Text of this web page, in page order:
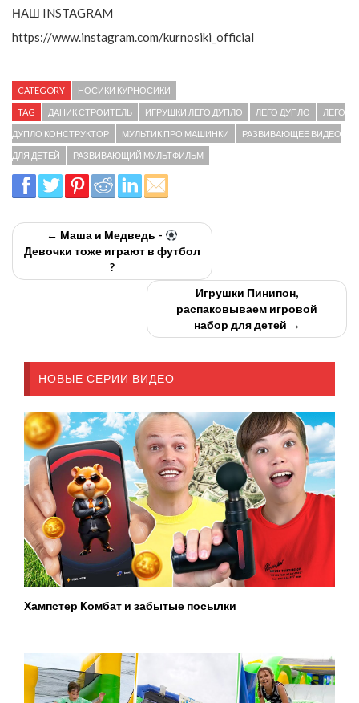
НАШ INSTAGRAM
https://www.instagram.com/kurnosiki_official
CATEGORY НОСИКИ КУРНОСИКИ
TAG ДАНИК СТРОИТЕЛЬ ИГРУШКИ ЛЕГО ДУПЛО ЛЕГО ДУПЛО ЛЕГО
ДУПЛО КОНСТРУКТОР МУЛЬТИК ПРО МАШИНКИ РАЗВИВАЮЩЕЕ ВИДЕО
ДЛЯ ДЕТЕЙ РАЗВИВАЮЩИЙ МУЛЬТФИЛЬМ
← Маша и Медведь -
Девочки тоже играют в футбол
?
Игрушки Пинипон,
распаковываем игровой
набор для детей →
НОВЫЕ СЕРИИ ВИДЕО
Хампстер Комбат и забытые посылки